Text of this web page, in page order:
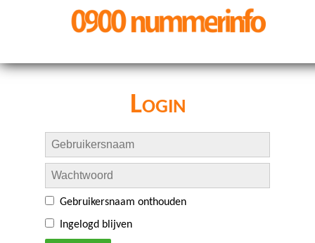
Login
Gebruikersnaam onthouden
Ingelogd blijven